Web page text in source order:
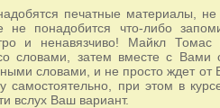
печатные материалы, не
понадобится что-либо
и ненавязчиво! Майкл Томас
словами, затем вместе с Вами
словами, и не просто ждет от
при этом в
вслух Ваш вариант.